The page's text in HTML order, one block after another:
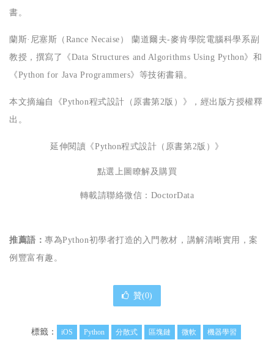
書。
蘭斯·尼塞斯（Rance Necaise） 蘭道爾夫-麥肯學院電腦科學系副
教授，撰寫了《Data Structures and Algorithms Using Python》和
《Python for Java Programmers》等技術書籍。
本文摘編自 《Python程式設計（原書第2版） 》
，經出版方授權釋
出。
延伸閱讀《Python程式設計（原書第2版） 》
點選上圖瞭解及購買
轉載請聯絡微信：DoctorData
推薦語：專為Python初學者打造的入門教材，講解清晰實用，案
例豐富有趣。
贊(0)
標籤： iOS Python 分散式 區塊鏈 微軟 機器學習